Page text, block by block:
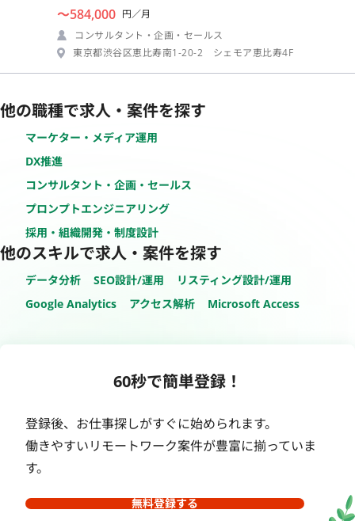
〜584,000 円／月
コンサルタント・企画・セールス
東京都渋谷区恵比寿南1-20-2 シェモア恵比寿4F
他の職種で求人・案件を探す
マーケター・メディア運用
DX推進
コンサルタント・企画・セールス
プロンプトエンジニアリング
採用・組織開発・制度設計
他のスキルで求人・案件を探す
データ分析 SEO設計/運用
リスティング設計/運用
Google Analytics
アクセス解析 Microsoft Access
60秒で簡単登録！
登録後、お仕事探しがすぐに始められます。
働きやすいリモートワーク案件が豊富に揃っていま
す。
無料登録する